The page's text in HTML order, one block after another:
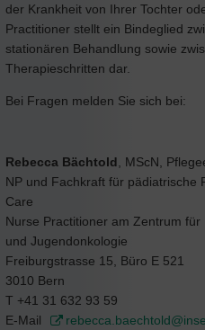
der Krankheit von Ihrer Tochter
Practitioner stellt ein Bindeglied
stationären Behandlung sowie
Therapieschritten dar.
Bei Fragen melden Sie sich bei:
Rebecca Bächtold , MScN,
NP und Fachkraft für pädiatrische
Care
Nurse Practitioner am Zentrum für
und Jugendonkologie
Freiburgstrasse 15, Büro E 521
3010 Bern
T +41 31 632 93 59
E-Mail